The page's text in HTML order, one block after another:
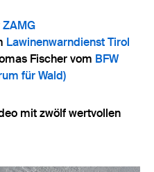
ZAMG
Lawinenwarndienst Tirol
Fischer vom BFW
für Wald)
mit zwölf wertvollen